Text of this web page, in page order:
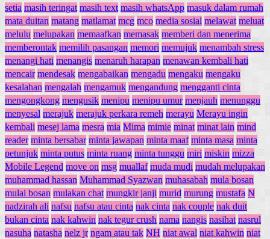
setia masih teringat masih text masih whatsApp masuk dalam rumah
mata duitan matang matlamat mcg mco media sosial melawat meluat
melulu melupakan memaafkan memasak memberi dan menerima
memberontak memilih pasangan memori memujuk menambah stress
menangi hati menangis menaruh harapan menawan kembali hati
mencair mendesak mengabaikan mengadu mengaku mengaku
kesalahan mengalah mengamuk mengandung mengganti cinta
mengongkong mengusik menipu menipu umur menjauh menunggu
menyesal merajuk merajuk perkara remeh merayu Merayu ingin
kembali mesej lama mesra mia Mima mimie minat minat lain mind
reader minta bersabar minta jawapan minta maaf minta masa minta
petunjuk minta putus minta ruang minta tunggu miri miskin mizza
Mobile Legend move on msg muallaf muda mudi mudah melupakan
muhammad hassan Muhammad Syazwan muhasabah mula bosan
mulai bosan mulakan chat mungkir janji murid murung mustafa N
nadzirah ali nafsu nafsu atau cinta nak cinta nak couple nak duit
bukan cinta nak kahwin nak tegur crush nama nangis nasihat nasrul
nasuha natasha nelz jr ngam atau tak NH niat awal niat kahwin niat